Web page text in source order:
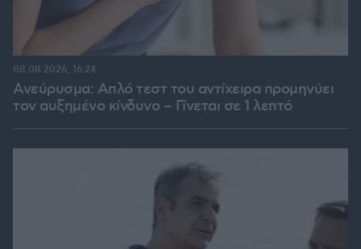
Ανεύρυσμα: Απλό τεστ του αντίχειρα προμηνύει
τον αυξημένο κίνδυνο – Γίνεται σε 1 λεπτό
08.08.2026, 16:24